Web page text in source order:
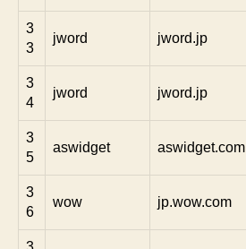
3
3
jword jword.jp
3
4
jword jword.jp
3
5
aswidget aswidget.com
3
6
wow jp.wow.com